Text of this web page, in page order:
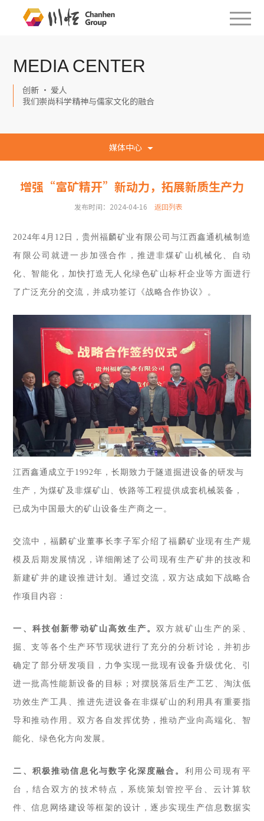
MEDIA CENTER
创新 · 爱人
我们崇尚科学精神与儒家文化的融合
媒体中心
增强“富矿精开”新动力，拓展新质生产力
发布时间：2024-04-16 返回列表
2024年4月12日，贵州福麟矿业有限公司与江西鑫通机械制造
有限公司就进一步加强合作，推进非煤矿山机械化、自动
化、智能化，加快打造无人化绿色矿山标杆企业等方面进行
了广泛充分的交流，并成功签订《战略合作协议》。
江西鑫通成立于1992年，长期致力于隧道掘进设备的研发与
生产，为煤矿及非煤矿山、铁路等工程提供成套机械装备，
已成为中国最大的矿山设备生产商之一。
交流中，福麟矿业董事长李子军介绍了福麟矿业现有生产规
模及后期发展情况，详细阐述了公司现有生产矿井的技改和
新建矿井的建设推进计划。 通过交流，双方达成如下战略合
作项目内容：
一、科技创新带动矿山高效生产。双方就 矿山生产的采、
掘、支等各个生产环节现状进行了充分的分析讨论，并初步
确定了部分研发项目，力争实现一批现有设备升级优化、引
进一批高性能新设备的目标；对摆脱落后生产工艺、淘汰低
功效生产工具、推进先进设备在非煤矿山的利用具有重要指
导和推动作用。双方各自发挥优势，推动产业向高端化、智
能化、绿色化方向发展。
二、积极推动信息化与数字化深度融合。 利用公司现有平
台，结合双方的技术特点，系统策划管控平台、云计算软
件、信息网络建设等框架的设计，逐步实现生产信息数据实